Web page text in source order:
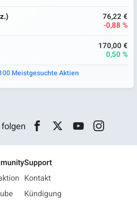
76,22 €
-0,88 %
170,00 €
0,50 %
Meistgesuchte Aktien
Support
Kontakt
Kündigung